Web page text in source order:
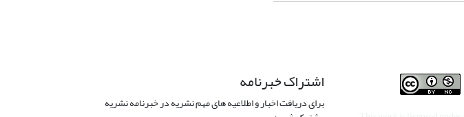
اشتراک خبرنامه
برای دریافت اخبار و اطلاعیه های مهم نشریه در خبرنامه نشریه